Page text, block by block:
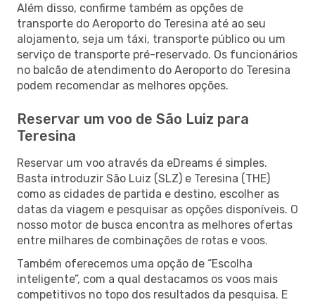
Além disso, confirme também as opções de
transporte do Aeroporto do Teresina até ao seu
alojamento, seja um táxi, transporte público ou um
serviço de transporte pré-reservado. Os funcionários
no balcão de atendimento do Aeroporto do Teresina
podem recomendar as melhores opções.
Reservar um voo de São Luiz para
Teresina
Reservar um voo através da eDreams é simples.
Basta introduzir São Luiz (SLZ) e Teresina (THE)
como as cidades de partida e destino, escolher as
datas da viagem e pesquisar as opções disponíveis. O
nosso motor de busca encontra as melhores ofertas
entre milhares de combinações de rotas e voos.
Também oferecemos uma opção de “Escolha
inteligente”, com a qual destacamos os voos mais
competitivos no topo dos resultados da pesquisa. E